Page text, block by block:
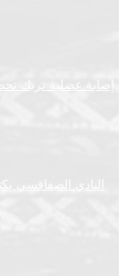
تربك تحضيرات
الصفاقسي يكتسح بدر